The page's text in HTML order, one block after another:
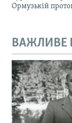
Ормузькій
ВАЖЛИВЕ